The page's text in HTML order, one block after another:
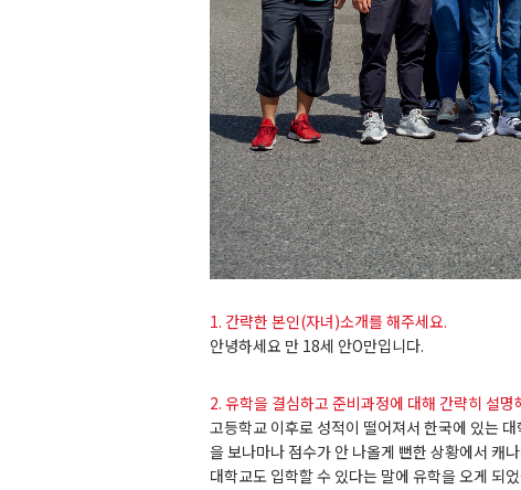
1. 간략한 본인(자녀)소개를 해주세요.
안녕하세요 만 18세 안O만입니다.
2. 유학을 결심하고 준비과정에 대해 간략히 설명
고등학교 이후로 성적이 떨어져서 한국에 있는 대
을보나마나 점수가 안 나올게 뻔한 상황에서 캐
대학교도 입학할수 있다는 말에 유학을오게 되